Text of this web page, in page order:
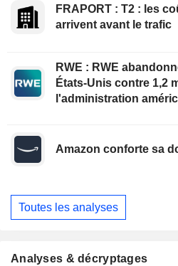
FRAPORT : T2 : les
arrivent avant le trafic
RWE : RWE
États-Unis contre 1,2
l'administration
Amazon conforte sa
Toutes les analyses
Analyses & décryptages